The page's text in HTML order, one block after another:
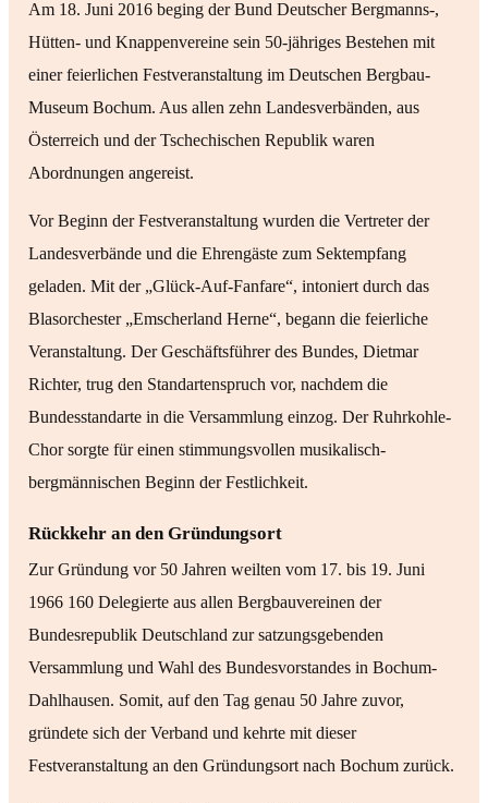
Am 18. Juni 2016 beging der Bund Deutscher Bergmanns-,
Hütten- und Knappenvereine sein 50-jähriges Bestehen mit
einer feierlichen Festveranstaltung im Deutschen Bergbau-
Museum Bochum. Aus allen zehn Landesverbänden, aus
Österreich und der Tschechischen Republik waren
Abordnungen angereist.
Vor Beginn der Festveranstaltung wurden die Vertreter der
Landesverbände und die Ehrengäste zum Sektempfang
geladen. Mit der „Glück-Auf-Fanfare“, intoniert durch das
Blasorchester „Emscherland Herne“, begann die feierliche
Veranstaltung. Der Geschäftsführer des Bundes, Dietmar
Richter, trug den Standartenspruch vor, nachdem die
Bundesstandarte in die Versammlung einzog. Der Ruhrkohle-
Chor sorgte für einen stimmungsvollen musikalisch-
bergmännischen Beginn der Festlichkeit.
Rückkehr an den Gründungsort
Zur Gründung vor 50 Jahren weilten vom 17. bis 19. Juni
1966 160 Delegierte aus allen Bergbauvereinen der
Bundesrepublik Deutschland zur satzungsgebenden
Versammlung und Wahl des Bundesvorstandes in Bochum-
Dahlhausen. Somit, auf den Tag genau 50 Jahre zuvor,
gründete sich der Verband und kehrte mit dieser
Festveranstaltung an den Gründungsort nach Bochum zurück.